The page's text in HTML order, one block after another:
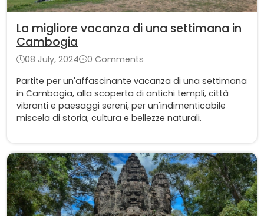
La migliore vacanza di una settimana in
Cambogia
08 July, 2024
0 Comments
Partite per un'affascinante vacanza di una settimana
in Cambogia, alla scoperta di antichi templi, città
vibranti e paesaggi sereni, per un'indimenticabile
miscela di storia, cultura e bellezze naturali.